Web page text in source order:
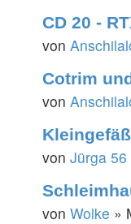
CD 20 -
von
Cotrim
von
von Jürga 56
von Wolke »